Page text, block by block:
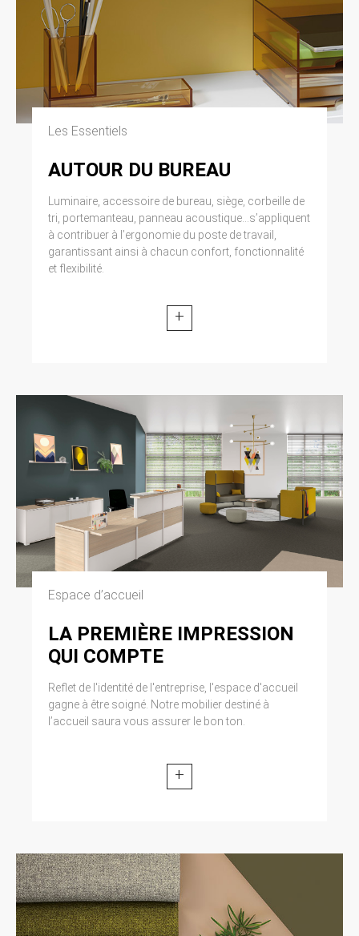
Les Essentiels
AUTOUR DU BUREAU
Luminaire, accessoire de bureau, siège, corbeille de
tri, portemanteau, panneau acoustique...s’appliquent
à contribuer à l’ergonomie du poste de travail,
garantissant ainsi à chacun confort, fonctionnalité
et flexibilité.
+
Espace d’accueil
LA PREMIÈRE IMPRESSION
QUI COMPTE
Reflet de l'identité de l'entreprise, l'espace d'accueil
gagne à être soigné. Notre mobilier destiné à
l’accueil saura vous assurer le bon ton.
+